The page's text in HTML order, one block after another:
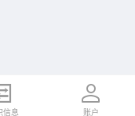
信息 账户